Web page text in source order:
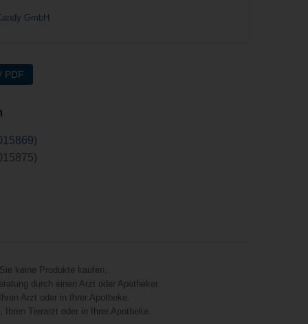
GmbH
PDF
keine Produkte kaufen,
durch einen Arzt oder Apotheker.
Arzt oder in Ihrer Apotheke.
Tierarzt oder in Ihrer Apotheke.